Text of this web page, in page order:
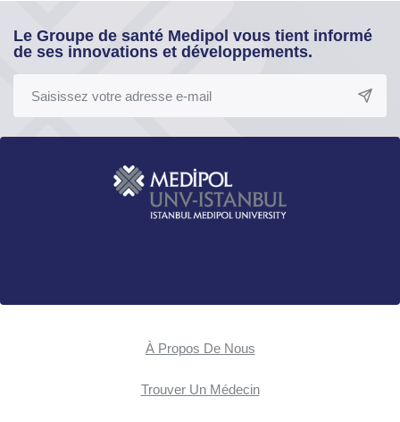
Le Groupe de santé Medipol vous tient informé
de ses innovations et développements.
À Propos De Nous
Trouver Un Médecin